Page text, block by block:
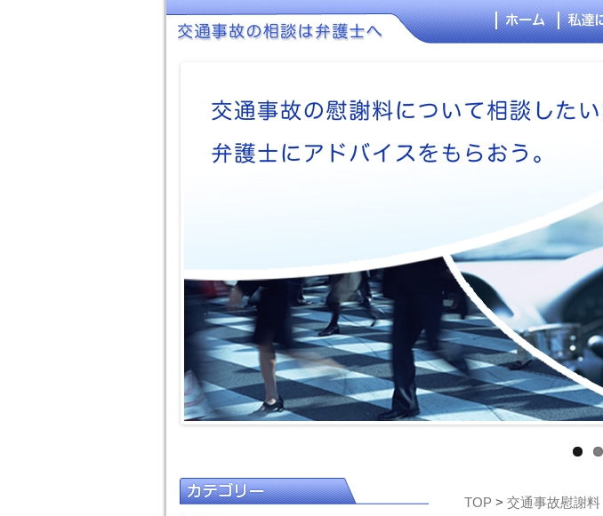
TOP > 交通事故慰謝料